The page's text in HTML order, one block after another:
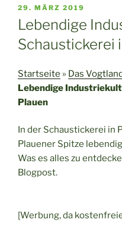
VERÖFFENTLICHT
AM
29. MÄRZ 2019
Lebendige
Schaustickerei
Startseite » Das
Lebendige
Plauen
In der Schaustickerei in
Plauener Spitze
Was es alles zu
Blogpost.
[Werbung, da